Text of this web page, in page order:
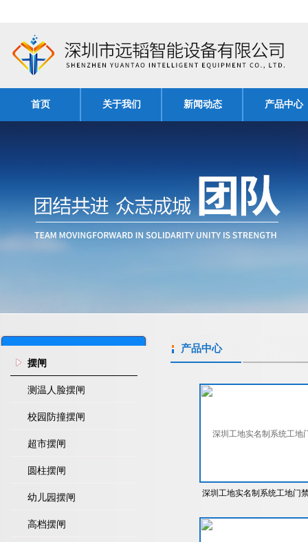
首页 关于我们 新闻动态 产品中心
摆闸
测温人脸摆闸
校园防撞摆闸
超市摆闸
圆柱摆闸
幼儿园摆闸
高档摆闸
产品中心
深圳工地实名制系统工地门